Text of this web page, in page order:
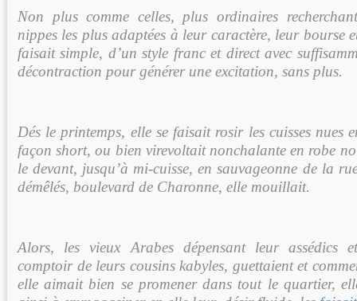
Non plus comme celles, plus ordinaires
nippes les plus adaptées à leur caractère, leur bourse
faisait simple, d’un style franc et direct avec
décontraction pour générer une excitation, sans plus.
Dés le printemps, elle se faisait rosir les cuisses nues
façon short, ou bien virevoltait nonchalante en robe
le devant, jusqu’à mi-cuisse, en sauvageonne de la
démêlés, boulevard de Charonne, elle mouillait.
Alors, les vieux Arabes dépensant leur assédics
comptoir de leurs cousins kabyles, guettaient et
elle aimait bien se promener dans tout le quartier,